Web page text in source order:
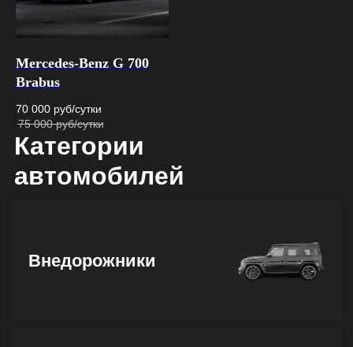
Mercedes-Benz G 700
Brabus
70 000
руб/сутки
75 000
руб/сутки
Категории
автомобилей
Внедорожники